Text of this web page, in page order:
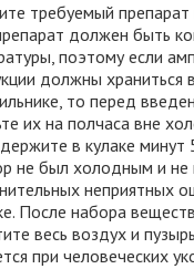
требуемый
должен быть
поэтому если
должны храниться в
то перед
их на полчаса вне
в кулаке
не был холодным и не
неприятных
После набора
весь воздух и
при человеческих